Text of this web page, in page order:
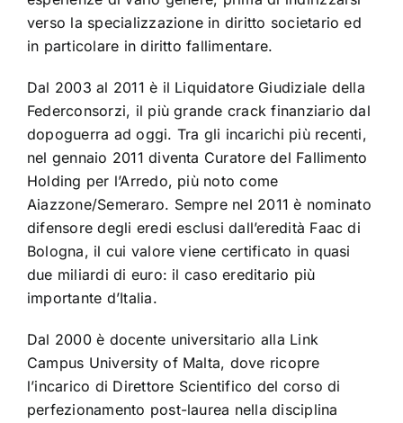
verso la specializzazione in diritto societario ed
in particolare in diritto fallimentare.
Dal 2003 al 2011 è il Liquidatore Giudiziale della
Federconsorzi, il più grande crack finanziario dal
dopoguerra ad oggi. Tra gli incarichi più recenti,
nel gennaio 2011 diventa Curatore del Fallimento
Holding per l’Arredo, più noto come
Aiazzone/Semeraro. Sempre nel 2011 è nominato
difensore degli eredi esclusi dall’eredità Faac di
Bologna, il cui valore viene certificato in quasi
due miliardi di euro: il caso ereditario più
importante d’Italia.
Dal 2000 è docente universitario alla Link
Campus University of Malta, dove ricopre
l’incarico di Direttore Scientifico del corso di
perfezionamento post-laurea nella disciplina